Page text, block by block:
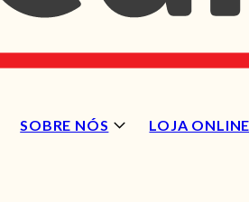
SOBRE NÓS LOJA ONLINE